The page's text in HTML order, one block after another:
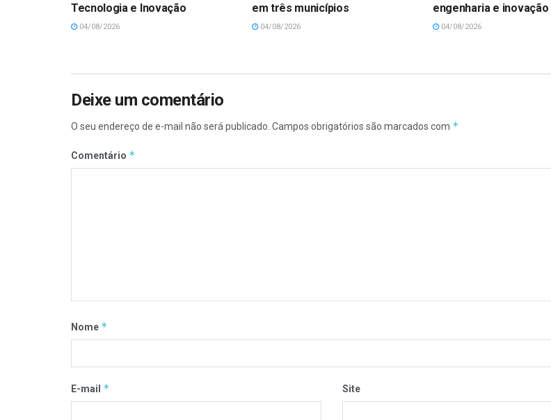
Tecnologia e Inovação
04/08/2026
em três municípios
04/08/2026
engenharia e inovação
04/08/2026
Deixe um comentário
O seu endereço de e-mail não será publicado. Campos obrigatórios são marcados com *
Comentário *
Nome *
E-mail * Site